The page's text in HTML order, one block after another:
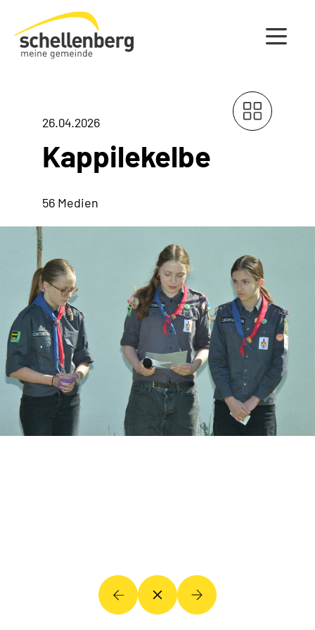
Gemeinde Schellenberg Startseite
26.04.2026
Kappilekelbe
56 Medien